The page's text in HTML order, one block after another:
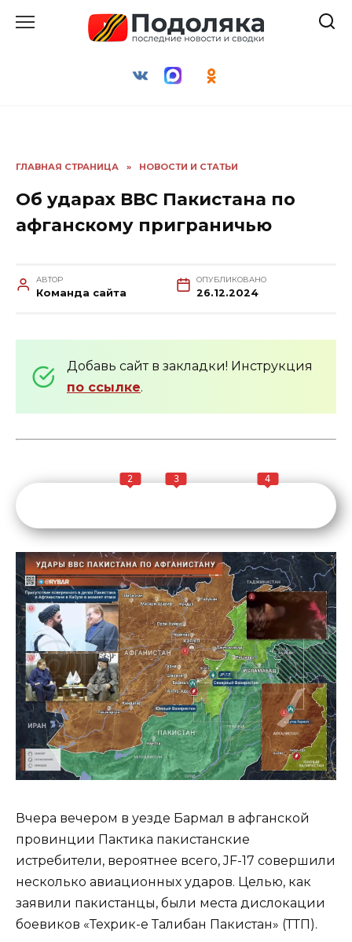
ГЛАВНАЯ СТРАНИЦА » НОВОСТИ И СТАТЬИ
Об ударах ВВС Пакистана по
афганскому приграничью
АВТОР
Команда сайта
ОПУБЛИКОВАНО
26.12.2024
Добавь сайт в закладки! Инструкция
по ссылке.
2 3 4
Вчера вечером в уезде Бармал в афганской
провинции Пактика пакистанские
истребители, вероятнее всего, JF-17 совершили
несколько авиационных ударов. Целью, как
заявили пакистанцы, были места дислокации
боевиков «Техрик-е Талибан Пакистан» (ТТП).